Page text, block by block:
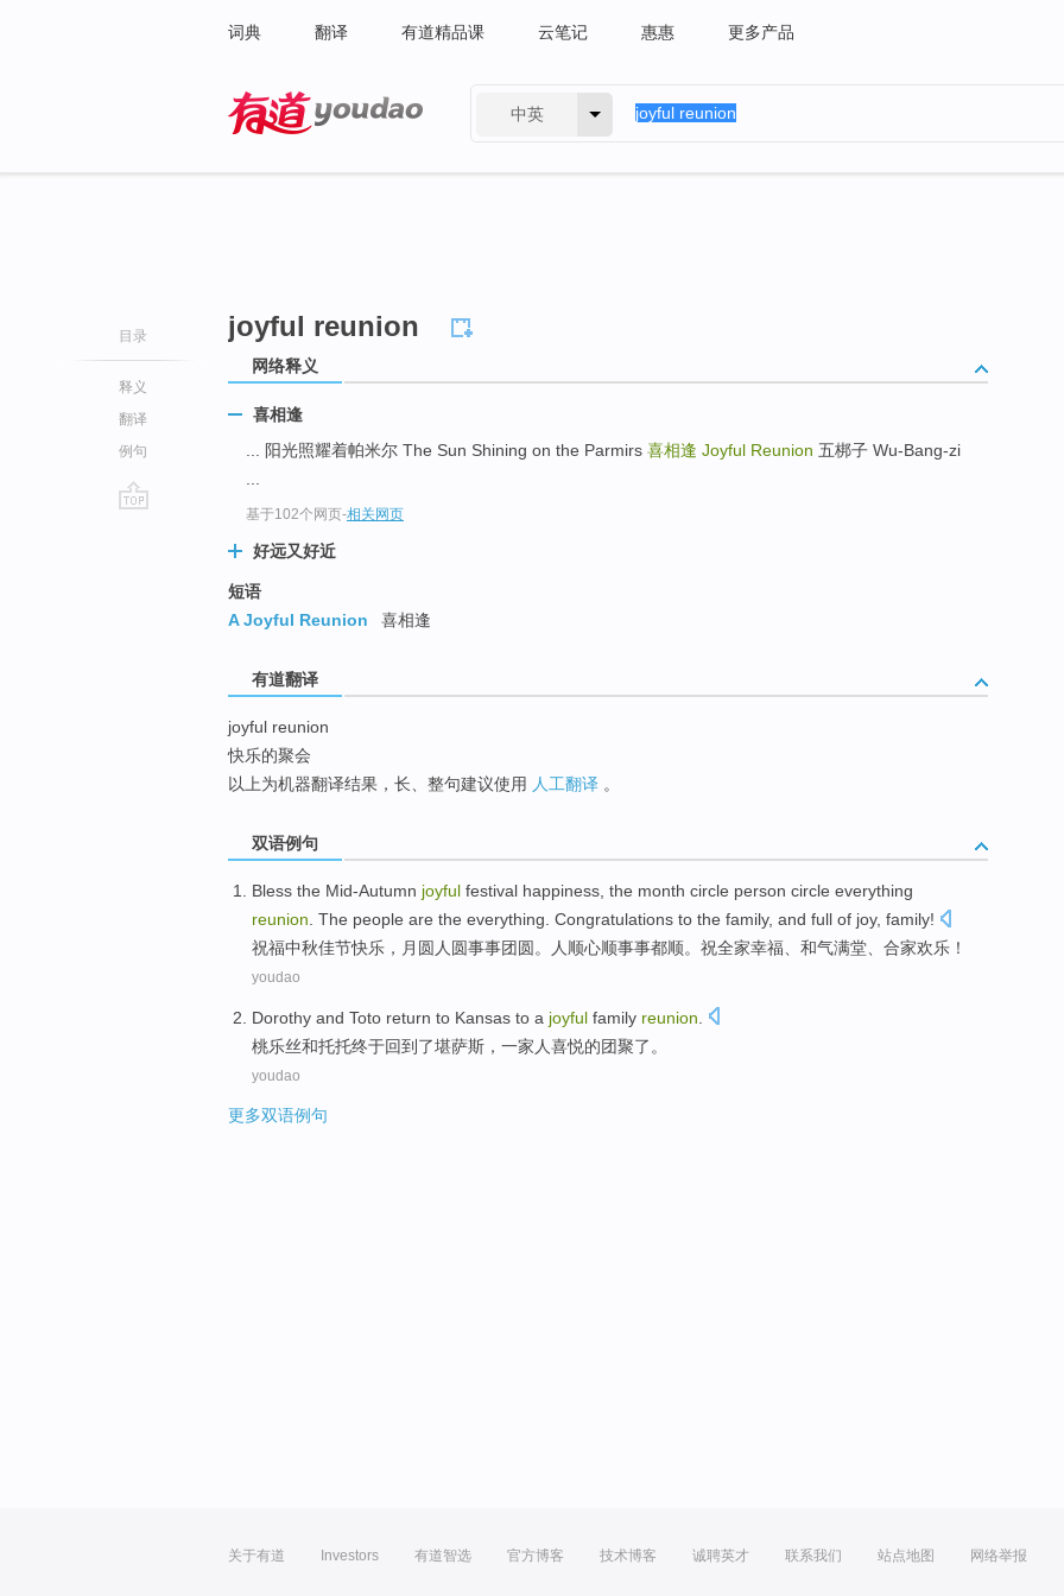
词典 翻译 有道精品课 云笔记 惠惠 更多产品
中英
目录
释义
翻译
例句
joyful reunion
网络释义
喜相逢
... 阳光照耀着帕米尔 The Sun Shining on the Parmirs 喜相逢 Joyful Reunion 五梆子 Wu-Bang-zi
基于102个网页-相关网页
好远又好近
短语
A Joyful Reunion
喜相逢
有道翻译
joyful reunion
快乐的聚会
以上为机器翻译结果，长、整句建议使用 人工翻译 。
双语例句
Bless the Mid-Autumn joyful festival happiness , the month circle person circle everything
reunion . The people are the everything. Congratulations to the family, and full of joy, family!
祝福中秋佳节快乐， 月 圆 人 圆事事团圆 。 人 顺心顺事事都顺。 祝全家幸福 、和气满堂、合家欢乐 ！
youdao
Dorothy and Toto return to Kansas to a joyful family reunion
桃乐丝和托托终于回到了堪萨斯 ， 一家人喜悦的团聚了。
youdao
更多双语例句
关于有道 Investors 有道智选 官方博客 技术博客 诚聘英才 联系我们 站点地图 网络举报